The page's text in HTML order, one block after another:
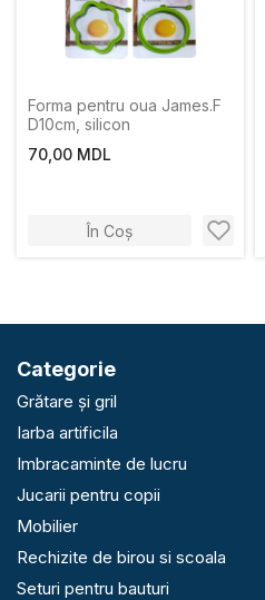
Forma pentru oua James.F
D10cm, silicon
70,00 MDL
În Coș
Categorie
Grătare și gril
Iarba artificila
Imbracaminte de lucru
Jucarii pentru copii
Mobilier
Rechizite de birou si scoala
Seturi pentru bauturi